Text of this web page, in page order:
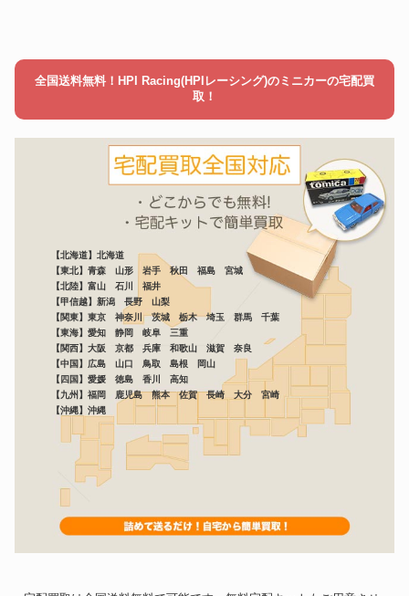
全国送料無料！HPI Racing(HPIレーシング)のミニカーの宅配買
取！
【北海道】北海道
【東北】青森 山形 岩手 秋田 福島 宮城
【北陸】富山 石川 福井
【甲信越】新潟 長野 山梨
【関東】東京 神奈川 茨城 栃木 埼玉 群馬 千葉
【東海】愛知 静岡 岐阜 三重
【関西】大阪 京都 兵庫 和歌山 滋賀 奈良
【中国】広島 山口 鳥取 島根 岡山
【四国】愛媛 徳島 香川 高知
【九州】福岡 鹿児島 熊本 佐賀 長崎 大分 宮崎
【沖縄】沖縄